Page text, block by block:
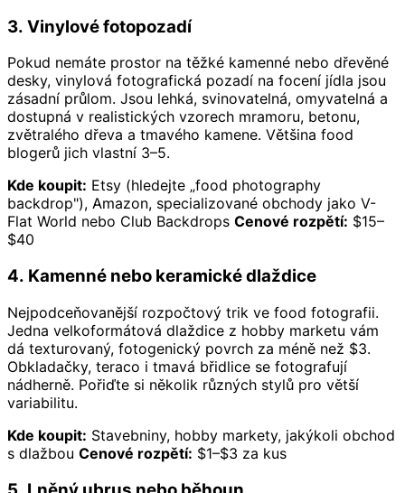
3. Vinylové fotopozadí
Pokud nemáte prostor na těžké kamenné nebo dřevěné
desky, vinylová fotografická pozadí na focení jídla jsou
zásadní průlom. Jsou lehká, svinovatelná, omyvatelná a
dostupná v realistických vzorech mramoru, betonu,
zvětralého dřeva a tmavého kamene. Většina food
blogerů jich vlastní 3–5.
Kde koupit: Etsy (hledejte „food photography
backdrop"), Amazon, specializované obchody jako V-
Flat World nebo Club Backdrops Cenové rozpětí: $15–
$40
4. Kamenné nebo keramické dlaždice
Nejpodceňovanější rozpočtový trik ve food fotografii.
Jedna velkoformátová dlaždice z hobby marketu vám
dá texturovaný, fotogenický povrch za méně než $3.
Obkladačky, teraco i tmavá břidlice se fotografují
nádherně. Pořiďte si několik různých stylů pro větší
variabilitu.
Kde koupit: Stavebniny, hobby markety, jakýkoli obchod
s dlažbou Cenové rozpětí: $1–$3 za kus